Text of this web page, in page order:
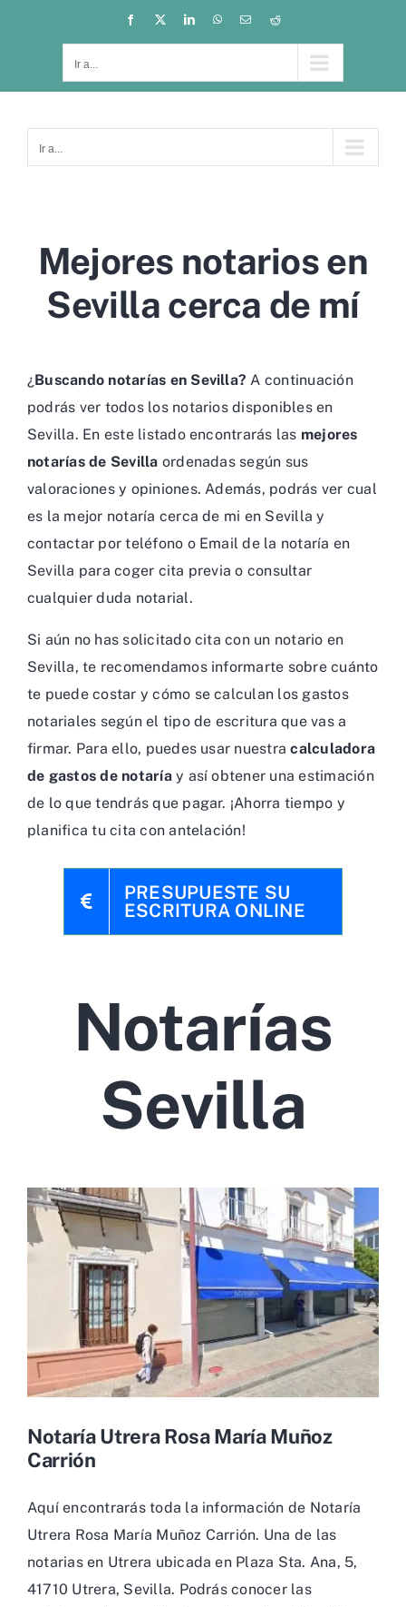
Facebook
X LinkedInWhatsAppCorreo
electrónico
Reddit
Ir a...
Ir a...
Mejores notarios en
Sevilla cerca de mí
¿Buscando notarías en Sevilla? A continuación
podrás ver todos los notarios disponibles en
Sevilla. En este listado encontrarás las mejores
notarías de Sevilla ordenadas según sus
valoraciones y opiniones. Además, podrás ver cual
es la mejor notaría cerca de mi en Sevilla y
contactar por teléfono o Email de la notaría en
Sevilla para coger cita previa o consultar
cualquier duda notarial.
Si aún no has solicitado cita con un notario en
Sevilla, te recomendamos informarte sobre cuánto
te puede costar y cómo se calculan los gastos
notariales según el tipo de escritura que vas a
firmar. Para ello, puedes usar nuestracalculadora
de gastos de notaríay así obtener una estimación
de lo que tendrás que pagar. ¡Ahorra tiempo y
planifica tu cita con antelación!
PRESUPUESTE SU
ESCRITURA ONLINE
Notarías
Sevilla
Notaría Utrera Rosa María Muñoz
Carrión
Aquí encontrarás toda la información de Notaría
Utrera Rosa María Muñoz Carrión. Una de las
notarias en Utrera ubicada en Plaza Sta. Ana, 5,
41710 Utrera, Sevilla. Podrás conocer las